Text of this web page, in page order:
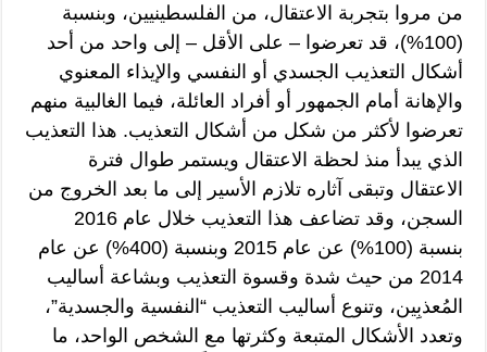
من مروا بتجربة الاعتقال، من الفلسطينيين، وبنسبة
(100%)، قد تعرضوا – على الأقل – إلى واحد من أحد
أشكال التعذيب الجسدي أو النفسي والإيذاء المعنوي
والإهانة أمام الجمهور أو أفراد العائلة، فيما الغالبية منهم
تعرضوا لأكثر من شكل من أشكال التعذيب. هذا التعذيب
الذي يبدأ منذ لحظة الاعتقال ويستمر طوال فترة
الاعتقال وتبقى آثاره تلازم الأسير إلى ما بعد الخروج من
السجن، وقد تضاعف هذا التعذيب خلال عام 2016
بنسبة (100%) عن عام 2015 وبنسبة (400%) عن عام
2014 من حيث شدة وقسوة التعذيب وبشاعة أساليب
المُعذبِين، وتنوع أساليب التعذيب “النفسية والجسدية”،
وتعدد الأشكال المتبعة وكثرتها مع الشخص الواحد، ما